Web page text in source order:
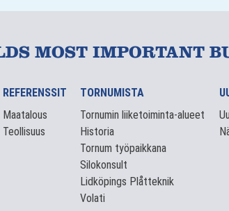
MOST IMPORTANT
REFERENSSIT
Maatalous
Teollisuus
TORNUMISTA
Tornumin liiketoiminta-alueet
Historia
Tornum työpaikkana
Silokonsult
Lidköpings Plåtteknik
Volati